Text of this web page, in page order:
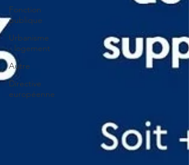
Fonction
publique
Urbanisme
- logement
Autre
Directive
européenne